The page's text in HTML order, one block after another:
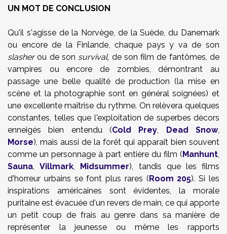
UN MOT DE CONCLUSION
Qu'il s'agisse de la Norvège, de la Suède, du Danemark
ou encore de la Finlande, chaque pays y va de son
slasherou de son survival, de son film de fantômes, de
vampires ou encore de zombies, démontrant au
passage une belle qualité de production (la mise en
scène et la photographie sont en général soignées) et
une excellente maîtrise du rythme. On relèvera quelques
constantes, telles que l'exploitation de superbes décors
enneigés bien entendu (Cold Prey, Dead Snow,
Morse), mais aussi de la forêt qui apparaît bien souvent
comme un personnage à part entière du film (Manhunt,
Sauna,Villmark, Midsummer), tandis que les films
d'horreur urbains se font plus rares (Room 205). Si les
inspirations américaines sont évidentes, la morale
puritaine est évacuée d'un revers de main, ce qui apporte
un petit coup de frais au genre dans sa manière de
représenter la jeunesse ou même les rapports